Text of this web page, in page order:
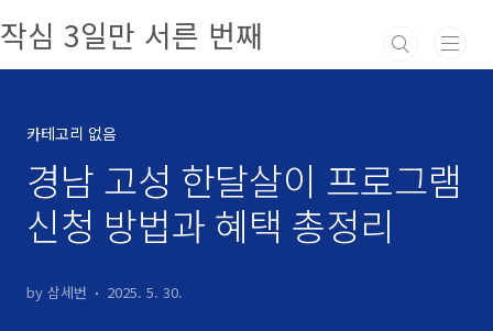
작심 3일만 서른 번째
카테고리 없음
경남 고성 한달살이 프로그램
신청 방법과 혜택 총정리
by 삼세번 2025. 5. 30.